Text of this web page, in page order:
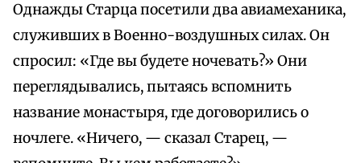
Однажды Старца посетили два авиамеханика,
служивших в Военно-воздушных силах. Он
спросил: «Где вы будете ночевать?» Они
переглядывались, пытаясь вспомнить
название монастыря, где договорились о
ночлеге. «Ничего, — сказал Старец, —